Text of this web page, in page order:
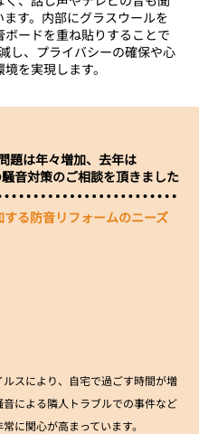
ます。内部にグラスウールを
ボードを重ね貼りすることで
し、プライバシーの確保や心
を実現します。
題は年々増加、去年は
音対策のご相談を頂きました
スにより、自宅で過ごす時間が増
音による隣人トラブルでの事件など
に関心が高まっています。
る防音リフォームのニーズ